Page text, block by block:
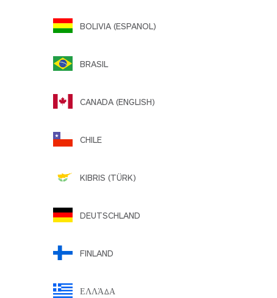
BOLIVIA (ESPANOL)
BRASIL
CANADA (ENGLISH)
CHILE
KIBRIS (TÜRK)
DEUTSCHLAND
FINLAND
ΕΛΛΆΔΑ